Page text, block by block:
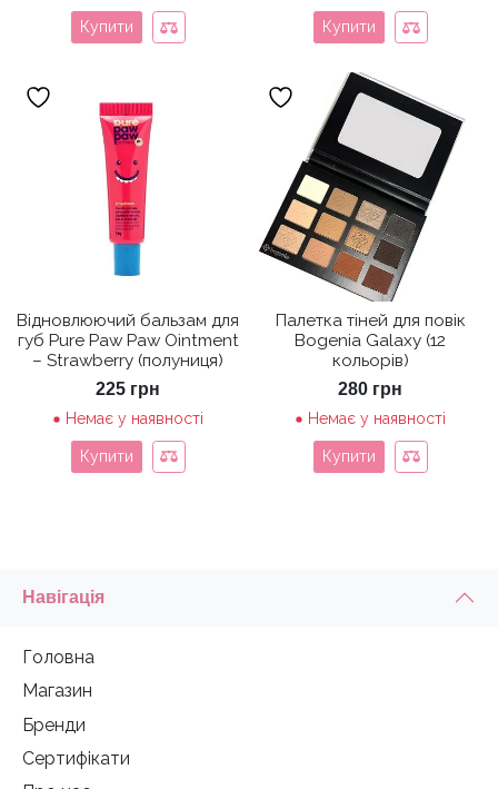
Купити Купити
Відновлюючий бальзам для
губ Pure Paw Paw Ointment
– Strawberry (полуниця)
225 грн
Немає у наявності
Купити
Палетка тіней для повік
Bogenia Galaxy (12
кольорів)
280 грн
Немає у наявності
Купити
Навігація
Головна
Магазин
Бренди
Сертифікати